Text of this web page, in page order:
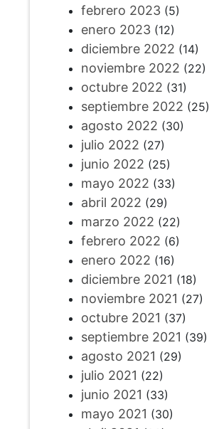
febrero 2023(5)
enero 2023(12)
diciembre 2022 (14)
noviembre 2022 (22)
octubre 2022 (31)
septiembre 2022 (25)
agosto 2022 (30)
julio 2022 (27)
junio 2022 (25)
mayo 2022 (33)
abril 2022 (29)
marzo 2022 (22)
febrero 2022 (6)
enero 2022 (16)
diciembre 2021 (18)
noviembre 2021 (27)
octubre 2021 (37)
septiembre 2021 (39)
agosto 2021 (29)
julio 2021 (22)
junio 2021 (33)
mayo 2021 (30)